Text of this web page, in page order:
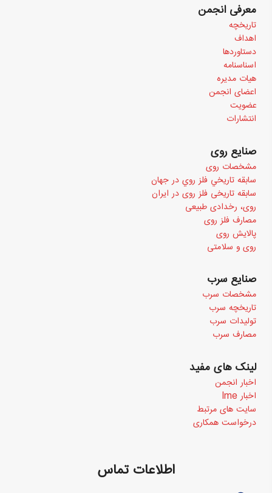
معرفی انجمن
تاریخچه
اهداف
دستاوردها
اسناسنامه
هیات مدیره
اعضای انجمن
عضویت
انتشارات
صنایع روی
مشخصات روی
سابقه تاريخي فلز روي در جهان
سابقه تاریخی فلز روی در ایران
روی، رخدادی طبیعی
مصارف فلز روی
پالایش روی
روی و سلامتی
صنایع سرب
مشخصات سرب
تاریخچه سرب
تولیدات سرب
مصارف سرب
لینک های مفید
اخبار انجمن
اخبار Ime
سایت های مرتبط
درخواست همکاری
اطلاعات تماس